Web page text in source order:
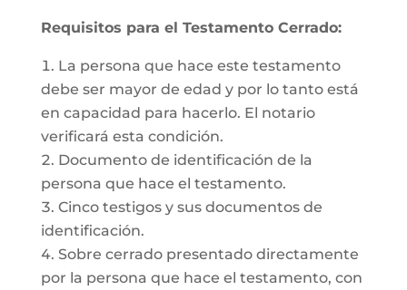
Requisitos para el Testamento Cerrado:
La persona que hace este testamento
debe ser mayor de edad y por lo tanto está
en capacidad para hacerlo. El notario
verificará esta condición.
Documento de identificación de la
persona que hace el testamento.
Cinco testigos y sus documentos de
identificación.
Sobre cerrado presentado directamente
por la persona que hace el testamento, con